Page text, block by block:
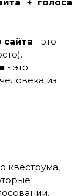
сайта - это
- это
из
квеструма,